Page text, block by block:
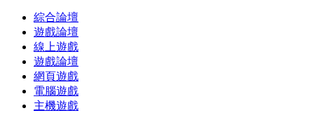
綜合論壇
遊戲論壇
線上遊戲
遊戲論壇
網頁遊戲
電腦遊戲
主機遊戲